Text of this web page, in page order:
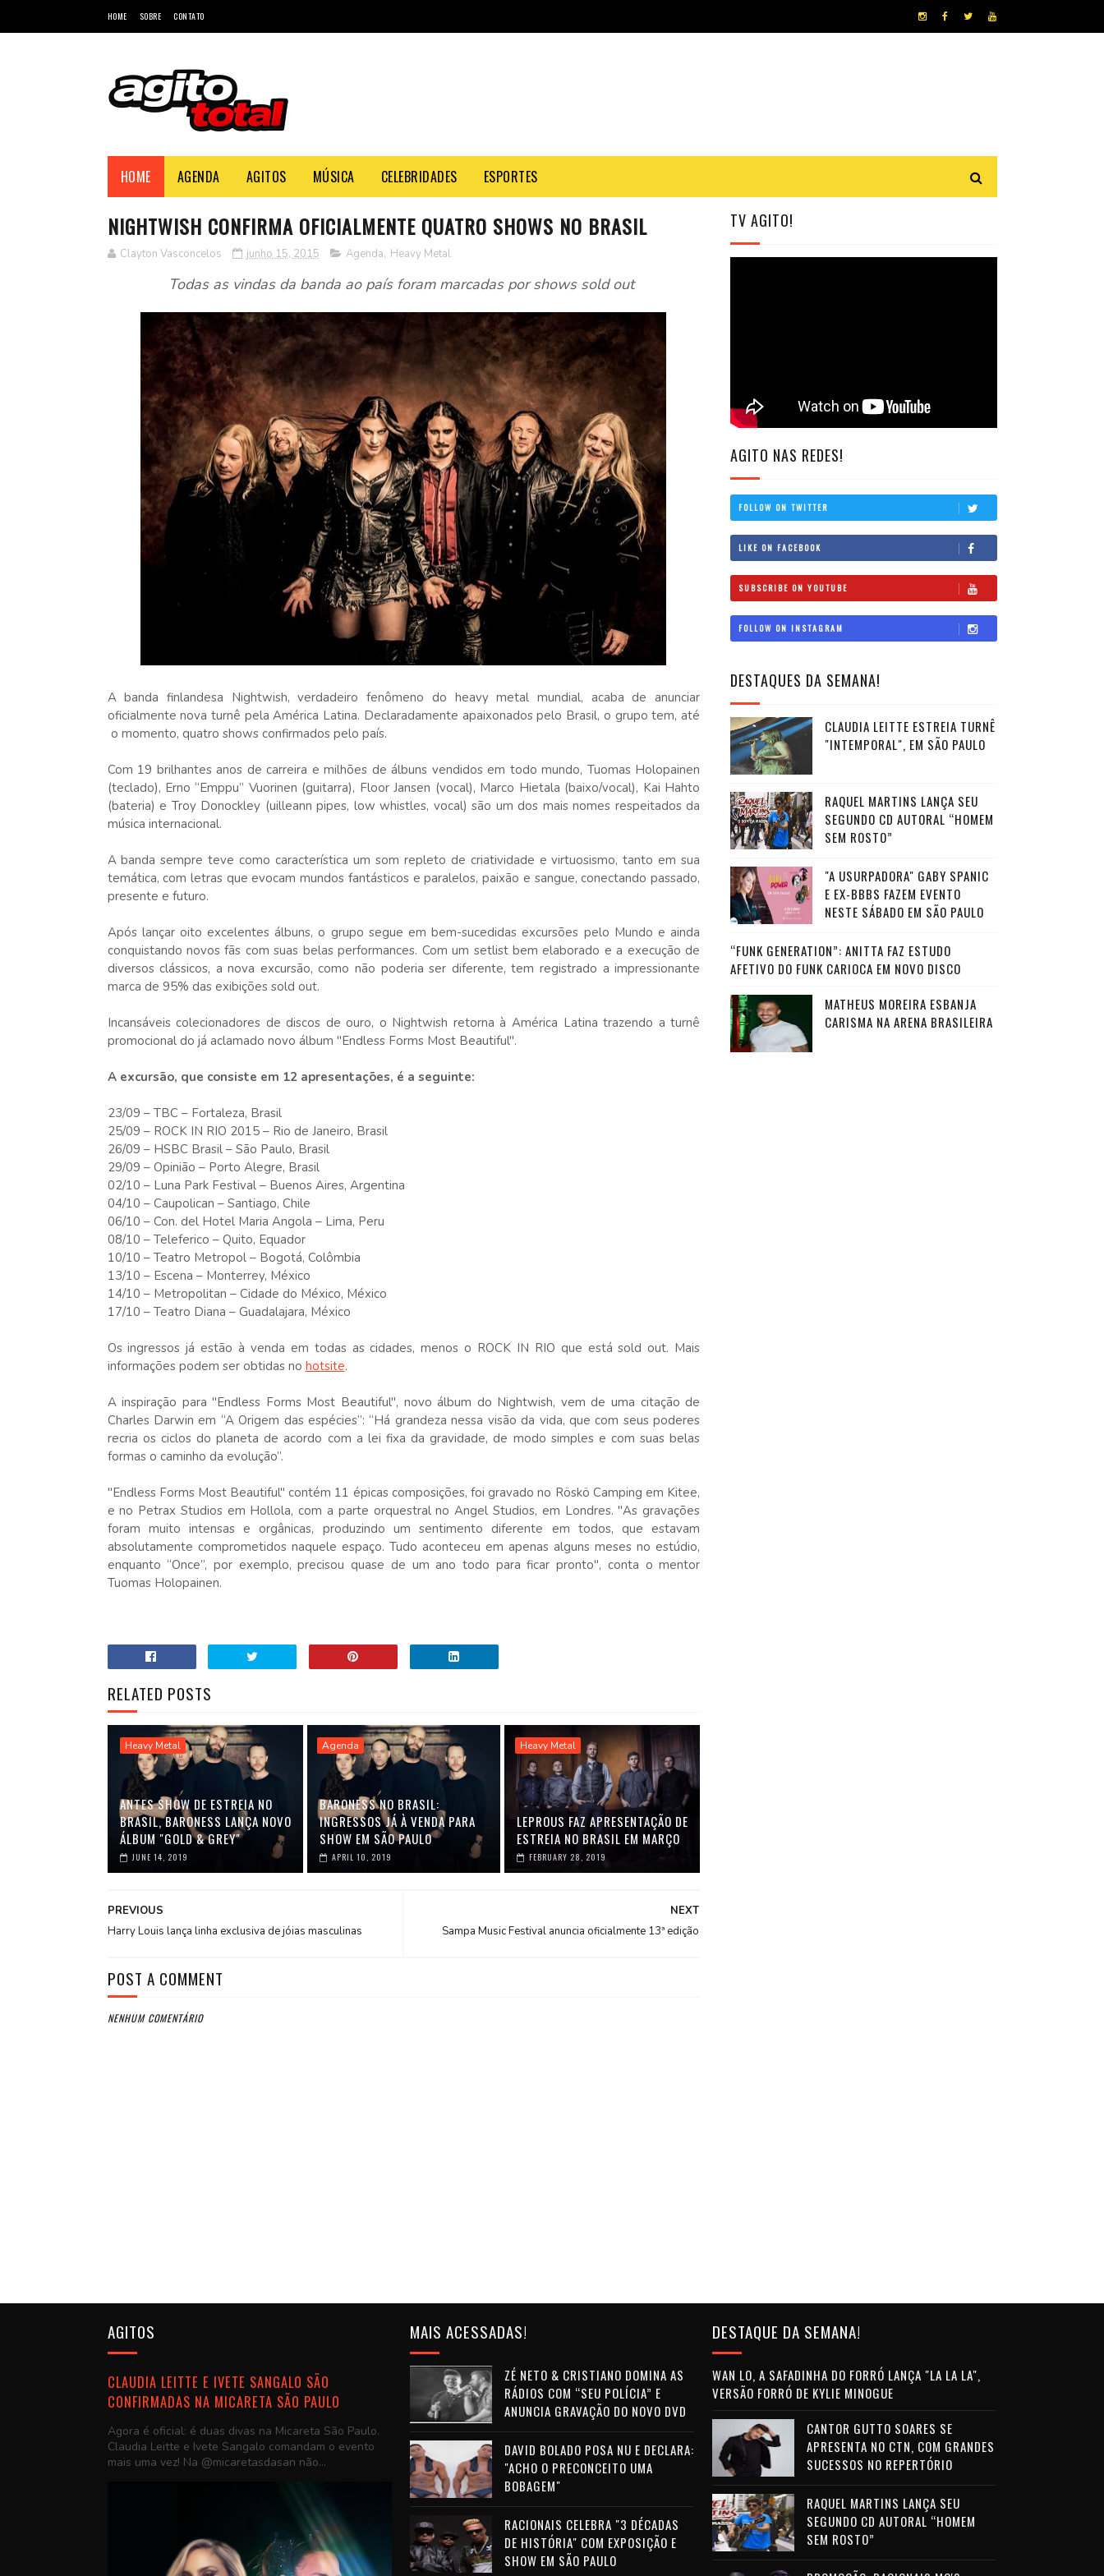
HOME SOBRE CONTATO
HOME AGENDA AGITOS MÚSICA CELEBRIDADES ESPORTES
NIGHTWISH CONFIRMA OFICIALMENTE QUATRO SHOWS NO BRASIL
Clayton Vasconcelos junho 15, 2015 Agenda, Heavy Metal
Todas as vindas da banda ao país foram marcadas por shows sold out
A banda finlandesa Nightwish, verdadeiro fenômeno do heavy metal mundial, acaba de anunciar
oficialmente nova turnê pela América Latina. Declaradamente apaixonados pelo Brasil, o grupo tem, até
o momento, quatro shows confirmados pelo país.
Com 19 brilhantes anos de carreira e milhões de álbuns vendidos em todo mundo, Tuomas Holopainen
(teclado), Erno “Emppu” Vuorinen (guitarra), Floor Jansen (vocal), Marco Hietala (baixo/vocal), Kai Hahto
(bateria) e Troy Donockley (uilleann pipes, low whistles, vocal) são um dos mais nomes respeitados da
música internacional.
A banda sempre teve como característica um som repleto de criatividade e virtuosismo, tanto em sua
temática, com letras que evocam mundos fantásticos e paralelos, paixão e sangue, conectando passado,
presente e futuro.
Após lançar oito excelentes álbuns, o grupo segue em bem-sucedidas excursões pelo Mundo e ainda
conquistando novos fãs com suas belas performances. Com um setlist bem elaborado e a execução de
diversos clássicos, a nova excursão, como não poderia ser diferente, tem registrado a impressionante
marca de 95% das exibições sold out.
Incansáveis colecionadores de discos de ouro, o Nightwish retorna à América Latina trazendo a turnê
promocional do já aclamado novo álbum "Endless Forms Most Beautiful".
A excursão, que consiste em 12 apresentações, é a seguinte:
23/09 – TBC – Fortaleza, Brasil
25/09 – ROCK IN RIO 2015 – Rio de Janeiro, Brasil
26/09 – HSBC Brasil – São Paulo, Brasil
29/09 – Opinião – Porto Alegre, Brasil
02/10 – Luna Park Festival – Buenos Aires, Argentina
04/10 – Caupolican – Santiago, Chile
06/10 – Con. del Hotel Maria Angola – Lima, Peru
08/10 – Teleferico – Quito, Equador
10/10 – Teatro Metropol – Bogotá, Colômbia
13/10 – Escena – Monterrey, México
14/10 – Metropolitan – Cidade do México, México
17/10 – Teatro Diana – Guadalajara, México
Os ingressos já estão à venda em todas as cidades, menos o ROCK IN RIO que está sold out. Mais
informações podem ser obtidas no hotsite.
A inspiração para "Endless Forms Most Beautiful", novo álbum do Nightwish, vem de uma citação de
Charles Darwin em “A Origem das espécies”: “Há grandeza nessa visão da vida, que com seus poderes
recria os ciclos do planeta de acordo com a lei fixa da gravidade, de modo simples e com suas belas
formas o caminho da evolução”.
"Endless Forms Most Beautiful" contém 11 épicas composições, foi gravado no Röskö Camping em Kitee,
e no Petrax Studios em Hollola, com a parte orquestral no Angel Studios, em Londres. "As gravações
foram muito intensas e orgânicas, produzindo um sentimento diferente em todos, que estavam
absolutamente comprometidos naquele espaço. Tudo aconteceu em apenas alguns meses no estúdio,
enquanto “Once”, por exemplo, precisou quase de um ano todo para ficar pronto", conta o mentor
Tuomas Holopainen.
RELATED POSTS
Heavy Metal
ANTES SHOW DE ESTREIA NO
BRASIL, BARONESS LANÇA NOVO
ÁLBUM "GOLD & GREY"
JUNE 14, 2019
Agenda
BARONESS NO BRASIL:
INGRESSOS JÁ À VENDA PARA
SHOW EM SÃO PAULO
APRIL 10, 2019
Heavy Metal
LEPROUS FAZ APRESENTAÇÃO DE
ESTREIA NO BRASIL EM MARÇO
FEBRUARY 28, 2019
NEXT
Sampa Music Festival anuncia oficialmente 13ª edição
PREVIOUS
Harry Louis lança linha exclusiva de jóias masculinas
POST A COMMENT
NENHUM COMENTÁRIO
TV AGITO!
AGITO NAS REDES!
FOLLOW ON TWITTER
LIKE ON FACEBOOK
SUBSCRIBE ON YOUTUBE
FOLLOW ON INSTAGRAM
DESTAQUES DA SEMANA!
CLAUDIA LEITTE ESTREIA TURNÊ
"INTEMPORAL", EM SÃO PAULO
RAQUEL MARTINS LANÇA SEU
SEGUNDO CD AUTORAL “HOMEM
SEM ROSTO”
"A USURPADORA" GABY SPANIC
E EX-BBBS FAZEM EVENTO
NESTE SÁBADO EM SÃO PAULO
“FUNK GENERATION”: ANITTA FAZ ESTUDO
AFETIVO DO FUNK CARIOCA EM NOVO DISCO
MATHEUS MOREIRA ESBANJA
CARISMA NA ARENA BRASILEIRA
AGITOS
CLAUDIA LEITTE E IVETE SANGALO SÃO
CONFIRMADAS NA MICARETA SÃO PAULO
Agora é oficial: é duas divas na Micareta São Paulo.
Claudia Leitte e Ivete Sangalo comandam o evento
mais uma vez! Na @micaretasdasan não...
MAIS ACESSADAS!
ZÉ NETO & CRISTIANO DOMINA AS
RÁDIOS COM “SEU POLÍCIA” E
ANUNCIA GRAVAÇÃO DO NOVO DVD
DAVID BOLADO POSA NU E DECLARA:
"ACHO O PRECONCEITO UMA
BOBAGEM"
RACIONAIS CELEBRA "3 DÉCADAS
DE HISTÓRIA" COM EXPOSIÇÃO E
SHOW EM SÃO PAULO
DESTAQUE DA SEMANA!
WAN LO, A SAFADINHA DO FORRÓ LANÇA "LA LA LA",
VERSÃO FORRÓ DE KYLIE MINOGUE
CANTOR GUTTO SOARES SE
APRESENTA NO CTN, COM GRANDES
SUCESSOS NO REPERTÓRIO
RAQUEL MARTINS LANÇA SEU
SEGUNDO CD AUTORAL “HOMEM
SEM ROSTO”